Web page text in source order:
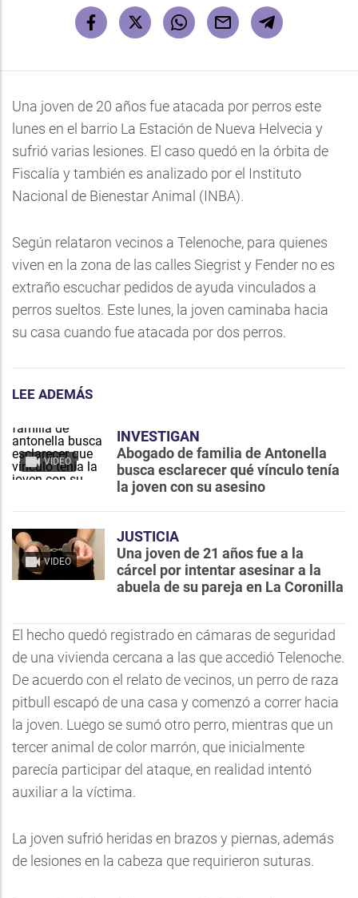
Una joven de 20 años fue atacada por perros este
lunes en el barrio La Estación de Nueva Helvecia y
sufrió varias lesiones. El caso quedó en la órbita de
Fiscalía y también es analizado por el Instituto
Nacional de Bienestar Animal (INBA).
Según relataron vecinos a Telenoche, para quienes
viven en la zona de las calles Siegrist y Fender no es
extraño escuchar pedidos de ayuda vinculados a
perros sueltos. Este lunes, la joven caminaba hacia
su casa cuando fue atacada por dos perros.
LEE ADEMÁS
VIDEO
INVESTIGAN
Abogado de familia de Antonella
busca esclarecer qué vínculo tenía
la joven con su asesino
VIDEO
JUSTICIA
Una joven de 21 años fue a la
cárcel por intentar asesinar a la
abuela de su pareja en La Coronilla
El hecho quedó registrado en cámaras de seguridad
de una vivienda cercana a las que accedió Telenoche.
De acuerdo con el relato de vecinos, un perro de raza
pitbull escapó de una casa y comenzó a correr hacia
la joven. Luego se sumó otro perro, mientras que un
tercer animal de color marrón, que inicialmente
parecía participar del ataque, en realidad intentó
auxiliar a la víctima.
La joven sufrió heridas en brazos y piernas, además
de lesiones en la cabeza que requirieron suturas.